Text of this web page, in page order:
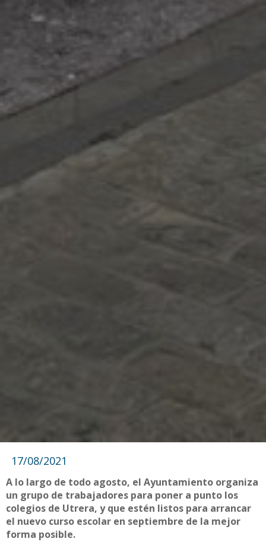
17/08/2021
A lo largo de todo agosto, el Ayuntamiento organiza
un grupo de trabajadores para poner a punto los
colegios de Utrera, y que estén listos para arrancar
el nuevo curso escolar en septiembre de la mejor
forma posible.